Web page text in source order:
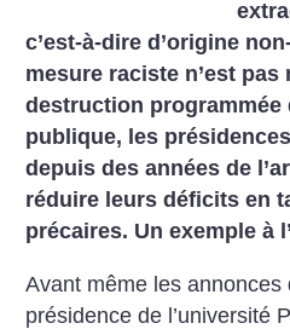
c’est-à-dire d’origine
mesure raciste n’est
destruction programmée
publique, les
depuis des années de
réduire leurs déficits en
précaires. Un exemple à
Avant même les annonces
présidence de l’université